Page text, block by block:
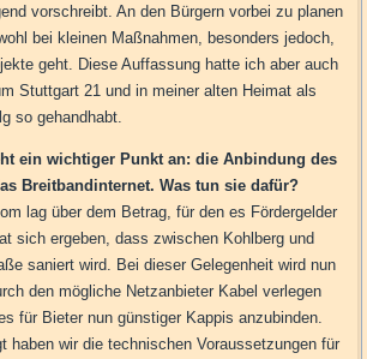
vorschreibt. An den Bürgern vorbei zu planen
bei kleinen Maßnahmen, besonders jedoch,
geht. Diese Auffassung hatte ich aber auch
Stuttgart 21 und in meiner alten Heimat als
so gehandhabt.
ein wichtiger Punkt an: die Anbindung des
Breitbandinternet. Was tun sie dafür?
lag über dem Betrag, für den es Fördergelder
sich ergeben, dass zwischen Kohlberg und
saniert wird. Bei dieser Gelegenheit wird nun
den mögliche Netzanbieter Kabel verlegen
für Bieter nun günstiger Kappis anzubinden.
haben wir die technischen Voraussetzungen für